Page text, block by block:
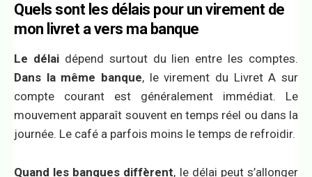
Quels sont les délais pour un virement de
mon livret a vers ma banque
Le délaidépend surtout du lien entre les comptes.
Dans la même banque, le virement du Livret A sur
compte courant est généralement immédiat. Le
mouvement apparaît souvent en temps réel ou dans la
journée. Le café a parfois moins le temps de refroidir.
Quand les banques diffèrent, le délai peut s’allonger